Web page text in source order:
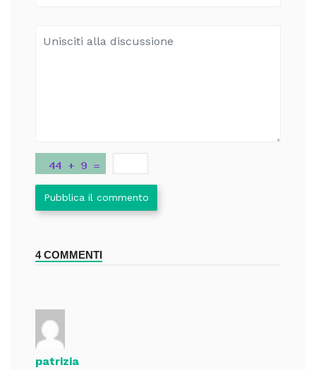
Pubblica il commento
4 COMMENTI
patrizia